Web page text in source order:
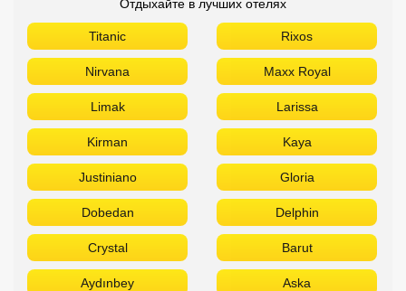
Отдыхайте в лучших отелях
Titanic Rixos
Nirvana Maxx Royal
Limak Larissa
Kirman Kaya
Justiniano Gloria
Dobedan Delphin
Crystal Barut
Aydınbey Aska